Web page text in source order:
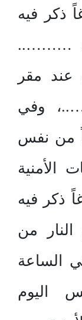
ذكر فيه
/ ………..
عند مقر
وفي
من نفس
الأمنية
ذكر فيه
من
الساعة
اليوم